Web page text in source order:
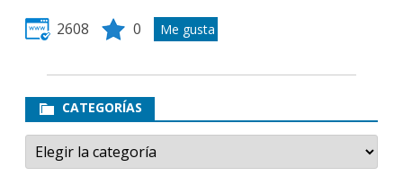
2608 0
CATEGORÍAS
Categorías